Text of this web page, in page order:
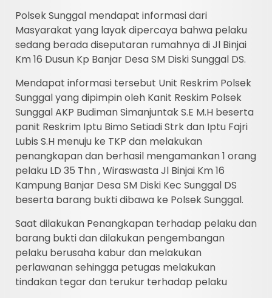
Polsek Sunggal mendapat informasi dari
Masyarakat yang layak dipercaya bahwa pelaku
sedang berada diseputaran rumahnya di Jl Binjai
Km 16 Dusun Kp Banjar Desa SM Diski Sunggal DS.
Mendapat informasi tersebut Unit Reskrim Polsek
Sunggal yang dipimpin oleh Kanit Reskim Polsek
Sunggal AKP Budiman Simanjuntak S.E M.H beserta
panit Reskrim Iptu Bimo Setiadi Strk dan Iptu Fajri
Lubis S.H menuju ke TKP dan melakukan
penangkapan dan berhasil mengamankan 1 orang
pelaku LD 35 Thn , Wiraswasta Jl Binjai Km 16
Kampung Banjar Desa SM Diski Kec Sunggal DS
beserta barang bukti dibawa ke Polsek Sunggal.
Saat dilakukan Penangkapan terhadap pelaku dan
barang bukti dan dilakukan pengembangan
pelaku berusaha kabur dan melakukan
perlawanan sehingga petugas melakukan
tindakan tegar dan terukur terhadap pelaku